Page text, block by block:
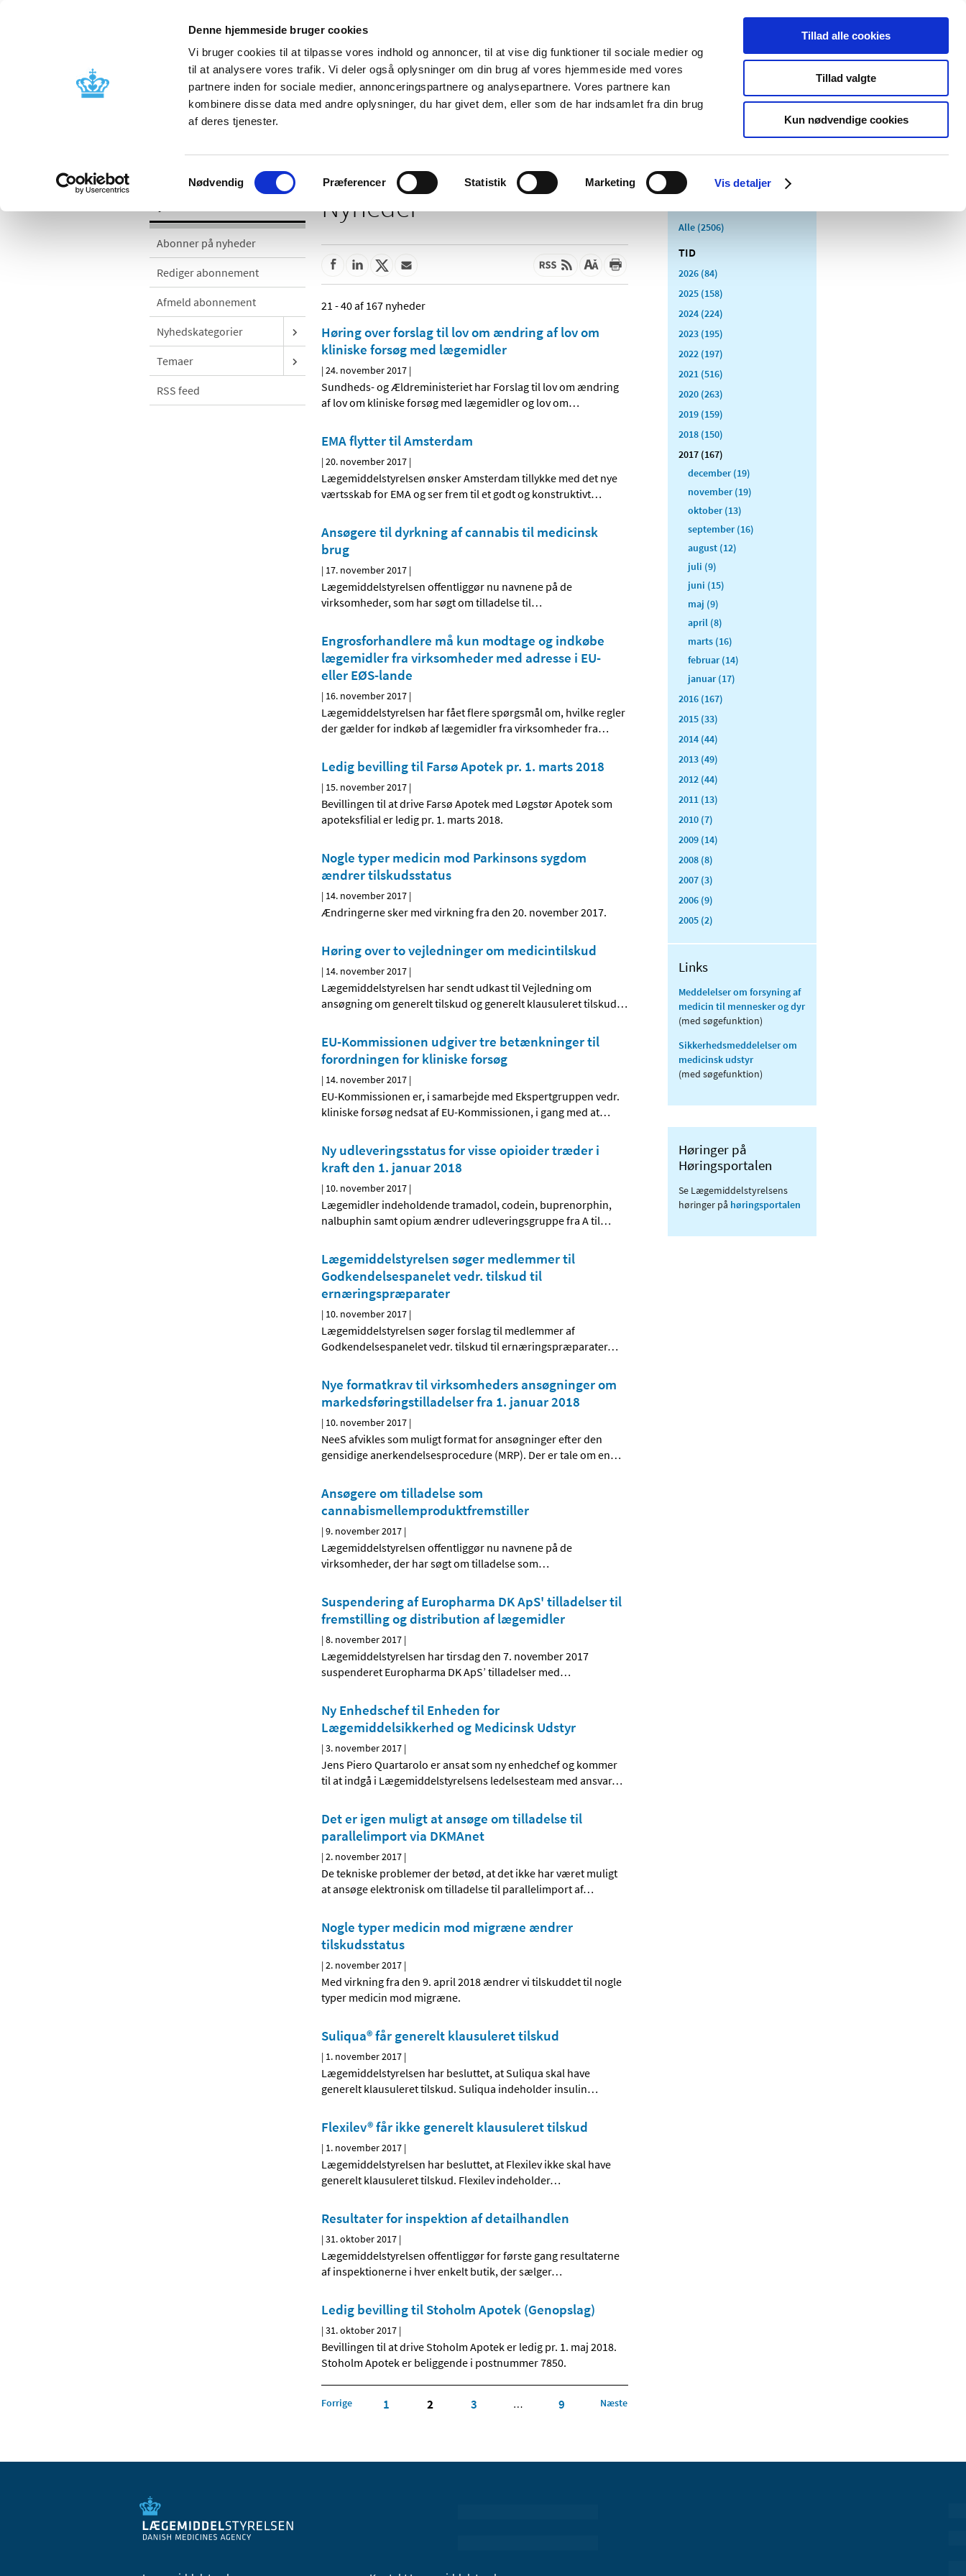
Denne hjemmeside bruger cookies
Vi bruger cookies til at tilpasse vores indhold og annoncer, til at vise dig funktioner til sociale medier og
til at analysere vores trafik. Vi deler også oplysninger om din brug af vores hjemmeside med vores
partnere inden for sociale medier, annonceringspartnere og analysepartnere. Vores partnere kan
kombinere disse data med andre oplysninger, du har givet dem, eller som de har indsamlet fra din brug
af deres tjenester.
Samtykkevalg
Nødvendig Præferencer Statistik Marketing Vis detaljer
Tillad alle cookies
Tillad valgte
Kun nødvendige cookies
Nyheder Om os Kontakt Udgivelser
Godkendelse og
Bivirkninger og
produktinformation
Tilskud og
Apoteker og salg af
Medicinsk
Særlige
produktområder
Abonner på nyheder
Rediger abonnement
Afmeld abonnement
Nyhedskategorier
Temaer
RSS feed
Nyheder
21 - 40 af 167 nyheder
Høring over forslag til lov om ændring af lov om
kliniske forsøg med lægemidler
|24. november 2017 |
Sundheds- og Ældreministeriet har Forslag til lov om ændring
af lov om kliniske forsøg med lægemidler og lov om…
EMA flytter til Amsterdam
|20. november 2017 |
Lægemiddelstyrelsen ønsker Amsterdam tillykke med det nye
værtsskab for EMA og ser frem til et godt og konstruktivt…
Ansøgere til dyrkning af cannabis til medicinsk
brug
| 17. november 2017 |
Lægemiddelstyrelsen offentliggør nu navnene på de
virksomheder, som har søgt om tilladelse til…
Engrosforhandlere må kun modtage og indkøbe
lægemidler fra virksomheder med adresse i EU-
eller EØS-lande
| 16. november 2017 |
Lægemiddelstyrelsen har fået flere spørgsmål om, hvilke regler
der gælder for indkøb af lægemidler fra virksomheder fra…
Ledig bevilling til Farsø Apotek pr. 1. marts 2018
| 15. november 2017 |
Bevillingen til at drive Farsø Apotek med Løgstør Apotek som
apoteksfilial er ledig pr. 1. marts 2018.
Nogle typer medicin mod Parkinsons sygdom
ændrer tilskudsstatus
| 14. november 2017 |
Ændringerne sker med virkning fra den 20. november 2017.
Høring over to vejledninger om medicintilskud
| 14. november 2017 |
Lægemiddelstyrelsen har sendt udkast til Vejledning om
ansøgning om generelt tilskud og generelt klausuleret tilskud…
EU-Kommissionen udgiver tre betænkninger til
forordningen for kliniske forsøg
| 14. november 2017 |
EU-Kommissionen er, i samarbejde med Ekspertgruppen vedr.
kliniske forsøg nedsat af EU-Kommissionen, i gang med at…
Ny udleveringsstatus for visse opioider træder i
kraft den 1. januar 2018
| 10. november 2017 |
Lægemidler indeholdende tramadol, codein, buprenorphin,
nalbuphin samt opium ændrer udleveringsgruppe fra A til…
Lægemiddelstyrelsen søger medlemmer til
Godkendelsespanelet vedr. tilskud til
ernæringspræparater
| 10. november 2017 |
Lægemiddelstyrelsen søger forslag til medlemmer af
Godkendelsespanelet vedr. tilskud til ernæringspræparater…
Nye formatkrav til virksomheders ansøgninger om
markedsføringstilladelser fra 1. januar 2018
| 10. november 2017 |
NeeS afvikles som muligt format for ansøgninger efter den
gensidige anerkendelsesprocedure (MRP). Der er tale om en…
Ansøgere om tilladelse som
cannabismellemprodukt­fremstiller
|9. november 2017 |
Lægemiddelstyrelsen offentliggør nu navnene på de
virksomheder, der har søgt om tilladelse som…
Suspendering af Europharma DK ApS' tilladelser til
fremstilling og distribution af lægemidler
|8. november 2017 |
Lægemiddelstyrelsen har tirsdag den 7. november 2017
suspenderet Europharma DK ApS’ tilladelser med…
Ny Enhedschef til Enheden for
Lægemiddelsikkerhed og Medicinsk Udstyr
|3. november 2017 |
Jens Piero Quartarolo er ansat som ny enhedchef og kommer
til at indgå i Lægemiddelstyrelsens ledelsesteam med ansvar…
Det er igen muligt at ansøge om tilladelse til
parallelimport via DKMAnet
|2. november 2017 |
De tekniske problemer der betød, at det ikke har været muligt
at ansøge elektronisk om tilladelse til parallelimport af…
Nogle typer medicin mod migræne ændrer
tilskudsstatus
|2. november 2017 |
Med virkning fra den 9. april 2018 ændrer vi tilskuddet til nogle
typer medicin mod migræne.
Suliqua® får generelt klausuleret tilskud
| 1. november 2017 |
Lægemiddelstyrelsen har besluttet, at Suliqua skal have
generelt klausuleret tilskud. Suliqua indeholder insulin…
Flexilev® får ikke generelt klausuleret tilskud
| 1. november 2017 |
Lægemiddelstyrelsen har besluttet, at Flexilev ikke skal have
generelt klausuleret tilskud. Flexilev indeholder…
Resultater for inspektion af detailhandlen
|31. oktober 2017 |
Lægemiddelstyrelsen offentliggør for første gang resultaterne
af inspektionerne i hver enkelt butik, der sælger…
Ledig bevilling til Stoholm Apotek (Genopslag)
|31. oktober 2017 |
Bevillingen til at drive Stoholm Apotek er ledig pr. 1. maj 2018.
Stoholm Apotek er beliggende i postnummer 7850.
Forrige 1 2 3 … 9 Næste
Alle (2506)
TID
2026 (84)
2025 (158)
2024 (224)
2023 (195)
2022 (197)
2021 (516)
2020 (263)
2019 (159)
2018 (150)
2017 (167)
december (19)
november (19)
oktober (13)
september (16)
august (12)
juli (9)
juni (15)
maj (9)
april (8)
marts (16)
februar (14)
januar (17)
2016 (167)
2015 (33)
2014 (44)
2013 (49)
2012 (44)
2011 (13)
2010 (7)
2009 (14)
2008 (8)
2007 (3)
2006 (9)
2005 (2)
Links
Meddelelser om forsyning af
medicin til mennesker og dyr
(med søgefunktion)
Sikkerhedsmeddelelser om
medicinsk udstyr
(med søgefunktion)
Høringer på
Høringsportalen
Se Lægemiddelstyrelsens
høringer på høringsportalen